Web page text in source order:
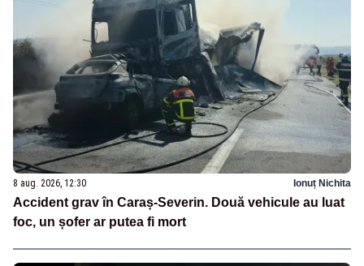
8 aug. 2026, 12:30 Ionuț Nichita
Accident grav în Caraș-Severin. Două vehicule au luat
foc, un șofer ar putea fi mort